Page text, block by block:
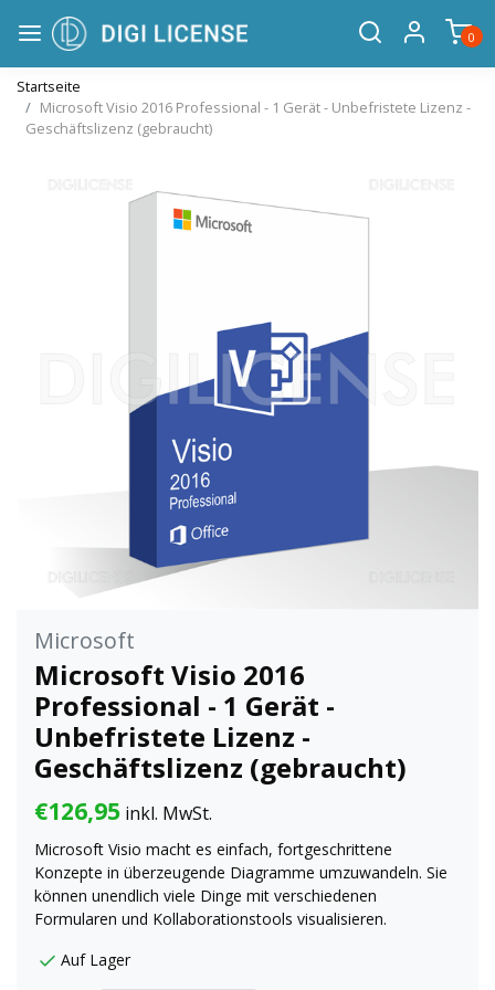
0
Startseite
Microsoft Visio 2016 Professional - 1 Gerät - Unbefristete Lizenz -
Geschäftslizenz (gebraucht)
Microsoft
Microsoft Visio 2016
Professional - 1 Gerät -
Unbefristete Lizenz -
Geschäftslizenz (gebraucht)
€126,95 inkl. MwSt.
Microsoft Visio macht es einfach, fortgeschrittene
Konzepte in überzeugende Diagramme umzuwandeln. Sie
können unendlich viele Dinge mit verschiedenen
Formularen und Kollaborationstools visualisieren.
Auf Lager